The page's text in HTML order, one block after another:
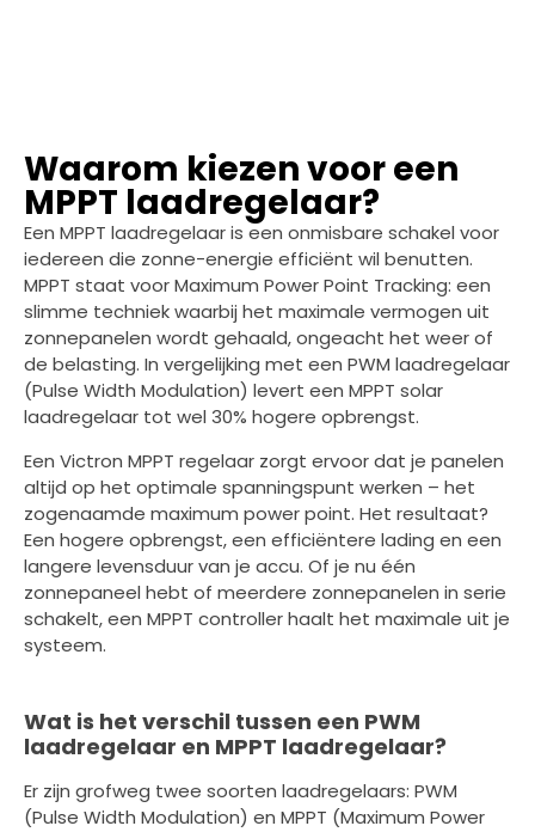
Waarom kiezen voor een
MPPT laadregelaar?
Een MPPT laadregelaar is een onmisbare schakel voor
iedereen die zonne-energie efficiënt wil benutten.
MPPT staat voor Maximum Power Point Tracking: een
slimme techniek waarbij het maximale vermogen uit
zonnepanelen wordt gehaald, ongeacht het weer of
de belasting. In vergelijking met een PWM laadregelaar
(Pulse Width Modulation) levert een MPPT solar
laadregelaar tot wel 30% hogere opbrengst.
Een Victron MPPT regelaar zorgt ervoor dat je panelen
altijd op het optimale spanningspunt werken – het
zogenaamde maximum power point. Het resultaat?
Een hogere opbrengst, een efficiëntere lading en een
langere levensduur van je accu. Of je nu één
zonnepaneel hebt of meerdere zonnepanelen in serie
schakelt, een MPPT controller haalt het maximale uit je
systeem.
Wat is het verschil tussen een PWM
laadregelaar en MPPT laadregelaar?
Er zijn grofweg twee soorten laadregelaars: PWM
(Pulse Width Modulation) en MPPT (Maximum Power